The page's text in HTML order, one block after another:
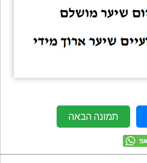
אשליות
תמונה הבאה